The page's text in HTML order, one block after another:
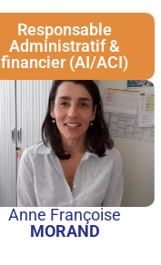
Responsable
Administratif &
financier (AI/ACI)
Anne Françoise
MORAND